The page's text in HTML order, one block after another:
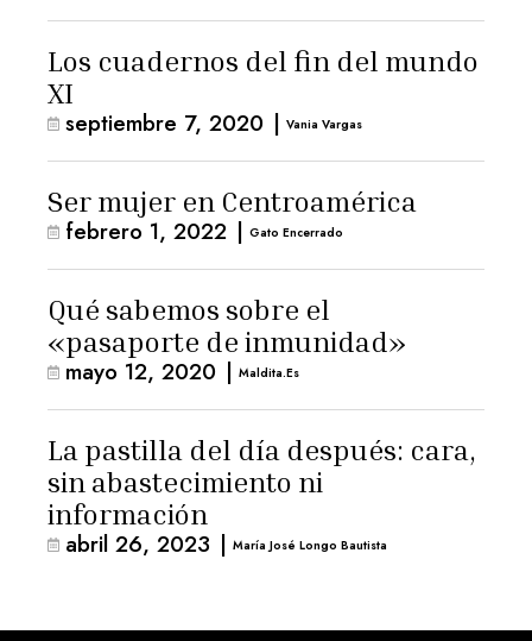
Los cuadernos del fin del mundo
XI
septiembre 7, 2020 | Vania Vargas
Ser mujer en Centroamérica
febrero 1, 2022 | Gato Encerrado
Qué sabemos sobre el
«pasaporte de inmunidad»
mayo 12, 2020 | Maldita.es
La pastilla del día después: cara,
sin abastecimiento ni
información
abril 26, 2023 | María José Longo Bautista